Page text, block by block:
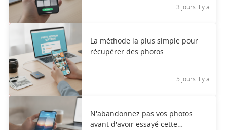
3 jours il y a
La méthode la plus simple pour
récupérer des photos
5 jours il y a
N'abandonnez pas vos photos
avant d'avoir essayé cette